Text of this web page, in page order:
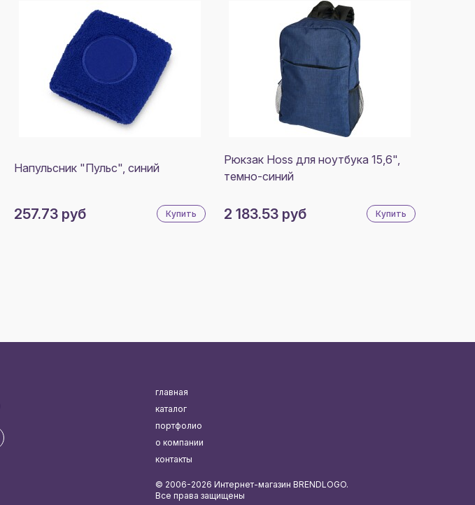
Напульсник "Пульс", синий
257.73 руб Купить
Рюкзак Hoss для ноутбука 15,6",
темно-синий
2 183.53 руб Купить
главная
каталог
портфолио
о компании
контакты
© 2006-2026 Интернет-магазин BRENDLOGO.
Все права защищены